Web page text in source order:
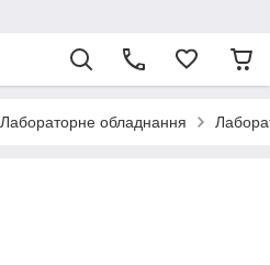
Лабораторне обладнання